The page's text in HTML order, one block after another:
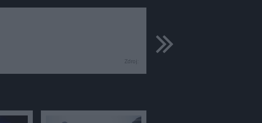
Zdroj:
ďalšie